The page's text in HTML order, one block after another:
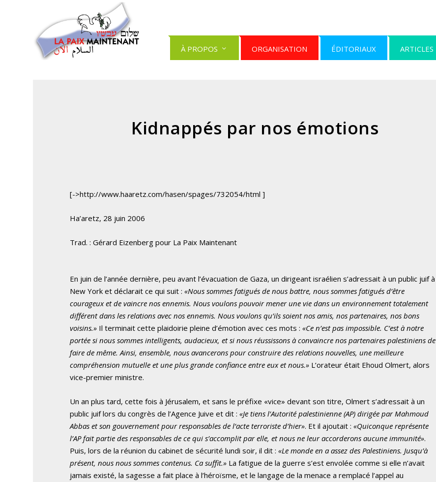
À PROPOS ORGANISATION ÉDITORIAUX ARTICLES
Kidnappés par nos émotions
[->http://www.haaretz.com/hasen/spages/732054/html ]
Ha’aretz, 28 juin 2006
Trad. : Gérard Eizenberg pour La Paix Maintenant
En juin de l’année dernière, peu avant l’évacuation de Gaza, un dirigeant israélien s’adressait à un public juif à
New York et déclarait ce qui suit :«Nous sommes fatigués de nous battre, nous sommes fatigués d’être
courageux et de vaincre nos ennemis. Nous voulons pouvoir mener une vie dans un environnement totalement
différent dans les relations avec nos ennemis. Nous voulons qu’ils soient nos amis, nos partenaires, nos bons
voisins.» Il terminait cette plaidoirie pleine d’émotion avec ces mots :«Ce n’est pas impossible. C’est à notre
portée si nous sommes intelligents, audacieux, et si nous réussissons à convaincre nos partenaires palestiniens de
faire de même. Ainsi, ensemble, nous avancerons pour construire des relations nouvelles, une meilleure
compréhension mutuelle et une plus grande confiance entre eux et nous.» L’orateur était Ehoud Olmert, alors
vice-premier ministre.
Un an plus tard, cette fois à Jérusalem, et sans le préfixe «vice» devant son titre, Olmert s’adressait à un
public juif lors du congrès de l’Agence Juive et dit :«Je tiens l’Autorité palestinienne (AP) dirigée par Mahmoud
Abbas et son gouvernement pour responsables de l’acte terroriste d’hier». Et il ajoutait :«Quiconque représente
l’AP fait partie des responsables de ce qui s’accomplit par elle, et nous ne leur accorderons aucune immunité».
Puis, lors de la réunion du cabinet de sécurité lundi soir, il dit :«Le monde en a assez des Palestiniens. Jusqu’à
présent, nous nous sommes contenus. Ca suffit.» La fatigue de la guerre s’est envolée comme si elle n’avait
jamais existé, la sagesse a fait place à l’héroïsme, et le langage de la menace a remplacé l’appel au